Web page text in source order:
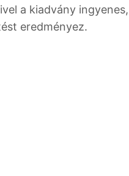
a kiadvány
eredményez.